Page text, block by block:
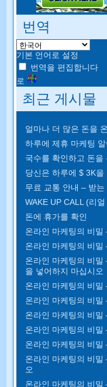
번역
기본 언어로 설정
번역을 편집합니다
로
최근 게시물
얼마나 더 많은 돈을
하루에 제휴 마케팅 알
국수를 확인하고 돈을
당신은 하루에 $ 3K
무료 교통 안내 – 받
WAKE UP CALL (리
돈에 휴가를 확인
온라인 마케팅의 비
온라인 마케팅의 비밀
온라인 마케팅의 비
을 넣어하지 마십시오
온라인 마케팅의 비밀
온라인 마케팅의 비밀
온라인 마케팅의 비
온라인 마케팅의 비밀
온라인 마케팅의 비밀
온라인 마케팅의 비
오
온라인 마케팅의 비밀